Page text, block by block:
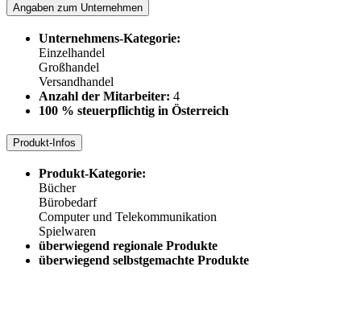
Angaben zum Unternehmen
Unternehmens-Kategorie:
Einzelhandel
Großhandel
Versandhandel
Anzahl der Mitarbeiter: 4
100 % steuerpflichtig in Österreich
Produkt-Infos
Produkt-Kategorie:
Bücher
Bürobedarf
Computer und Telekommunikation
Spielwaren
überwiegend regionale Produkte
überwiegend selbstgemachte Produkte